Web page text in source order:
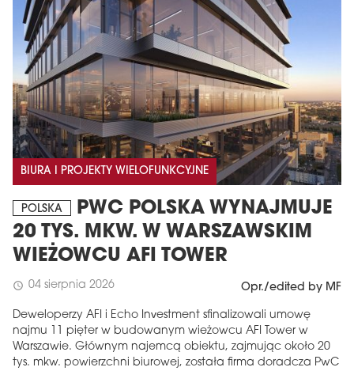
BIURA I PROJEKTY WIELOFUNKCYJNE
POLSKA
PWC POLSKA WYNAJMUJE
20 TYS. MKW. W WARSZAWSKIM
WIEŻOWCU AFI TOWER
schedule 04 sierpnia 2026 Opr./edited by MF
Deweloperzy AFI i Echo Investment sfinalizowali umowę
najmu 11 pięter w budowanym wieżowcu AFI Tower w
Warszawie. Głównym najemcą obiektu, zajmując około 20
tys. mkw. powierzchni biurowej, została firma doradcza PwC